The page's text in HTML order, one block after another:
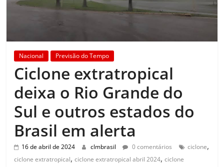
Nacional Previsão do Tempo
Ciclone extratropical
deixa o Rio Grande do
Sul e outros estados do
Brasil em alerta
16 de abril de 2024 clmbrasil 0 comentários ciclone,
ciclone extratropical,ciclone extratropical abril 2024,ciclone